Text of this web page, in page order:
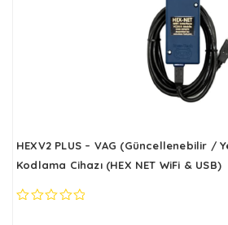
HEXV2 PLUS – VAG (Güncellenebilir /
Kodlama Cihazı (HEX NET WiFi & USB)